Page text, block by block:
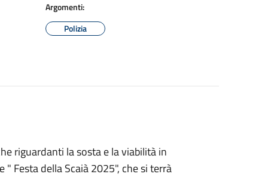
Argomenti:
Polizia
riguardanti la sosta e la viabilità in
Festa della Scaià 2025", che si terrà